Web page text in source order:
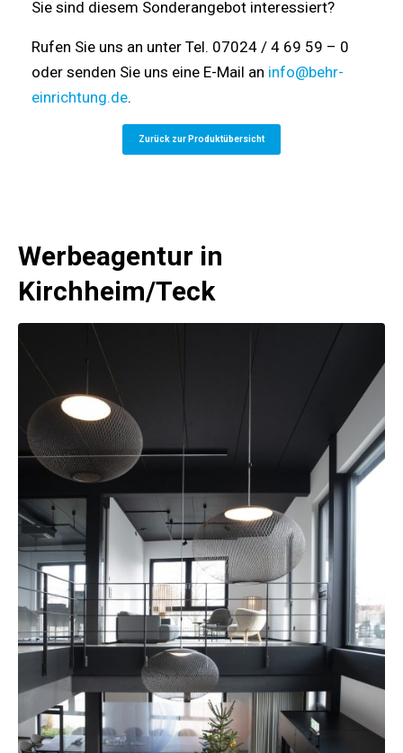
Sie sind diesem Sonderangebot interessiert?
Rufen Sie uns an unter Tel. 07024 / 4 69 59 – 0
oder senden Sie uns eine E-Mail an info@behr-
einrichtung.de.
Zurück zur Produktübersicht
Werbeagentur in
Kirchheim/Teck